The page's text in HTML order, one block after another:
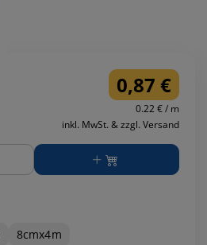
0,87 €
0.22 € / m
inkl. MwSt. & zzgl. Versand
8cmx4m